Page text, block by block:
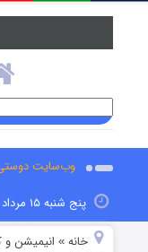
وب‌سایت
پنج شنبه ۱۵ مرداد ۱۴۰۵
خانه » انیمیشن و